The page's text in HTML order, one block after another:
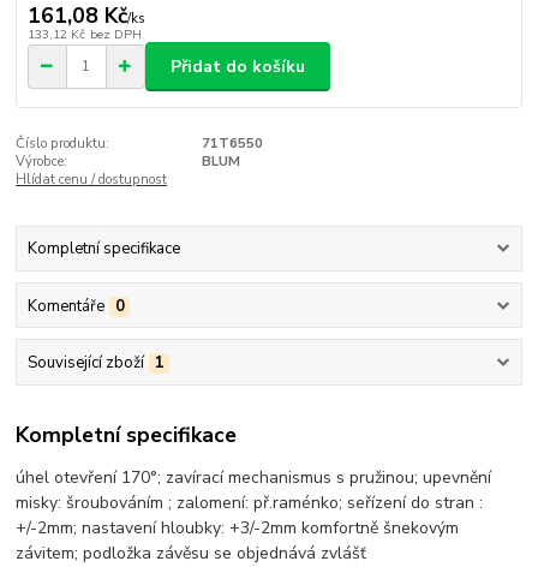
161,08 Kč/ks
133,12 Kč bez DPH
Přidat do košíku
Číslo produktu:
71T6550
Výrobce:
BLUM
Hlídat cenu / dostupnost
Kompletní specifikace
Komentáře 0
Související zboží 1
Kompletní specifikace
úhel otevření 170°; zavírací mechanismus s pružinou; upevnění
misky: šroubováním ; zalomení: př.raménko; seřízení do stran :
+/-2mm; nastavení hloubky: +3/-2mm komfortně šnekovým
závitem; podložka závěsu se objednává zvlášť